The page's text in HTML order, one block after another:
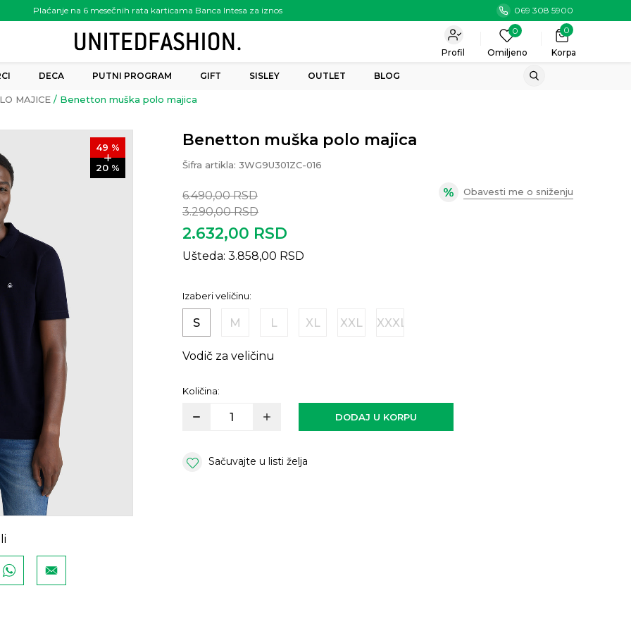
Plaćanje na 6 mesečnih rata karticama Banca Intesa za iznos
preko 6.000.00 rsd
069 308 5900
Korpa
0
0
Omiljeno
Profil
DECA PUTNI PROGRAM GIFT SISLEY OUTLET BLOG
MAJICE Benetton muška polo majica
49 %
20 %
Benetton muška polo majica
Šifra artikla: 3WG9U301ZC-016
6.490,00 RSD
3.290,00 RSD
2.632,00 RSD
Ušteda: 3.858,00 RSD
Obavesti me o sniženju
Izaberi veličinu:
S M L XL XXL XXXL
Vodič za veličinu
Količina:
DODAJ U KORPU
Sačuvajte u listi želja